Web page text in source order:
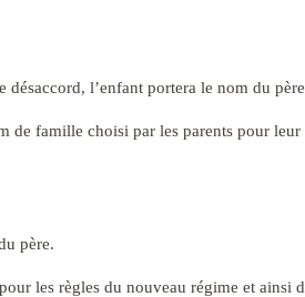
désaccord, l’enfant portera le nom du
de famille choisi par les parents pour leur
père.
les règles du nouveau régime et ainsi